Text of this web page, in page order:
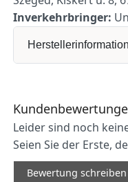
Inverkehrbringer:
Leider sind noch
Seien Sie der Erste,
Bewertung schreiben